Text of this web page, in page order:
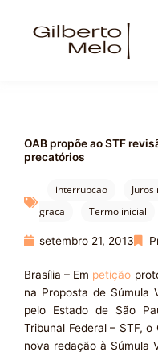
OAB propõe ao STF
precatórios
interrupcao
graca
Termo inicial
setembro 21, 2013
Brasília – Em petição
na Proposta de Súmula
pelo Estado de São
Tribunal Federal – STF,
nova redação à Súmula